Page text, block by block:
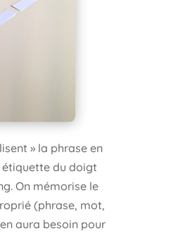
» la phrase en
du doigt
On mémorise le
(phrase, mot,
aura besoin pour